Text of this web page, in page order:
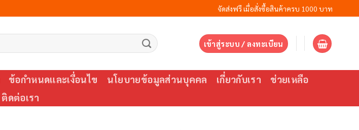
จัดส่งฟรี เมื่อสั่งซื้อสินค้าครบ 1000 บาท
เข้าสู่ระบบ / ลงทะเบียน
ข้อกำหนดและเงื่อนไข นโยบายข้อมูลส่วนบุคคล เกี่ยวกับเรา
ช่วยเหลือ
ติดต่อเรา